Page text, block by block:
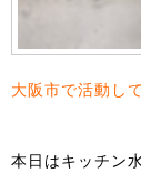
大阪市で活動し
本日はキッチン